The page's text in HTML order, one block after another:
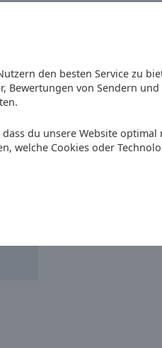
den besten Service zu
Bewertungen von Sendern
du unsere Website optimal
welche Cookies oder